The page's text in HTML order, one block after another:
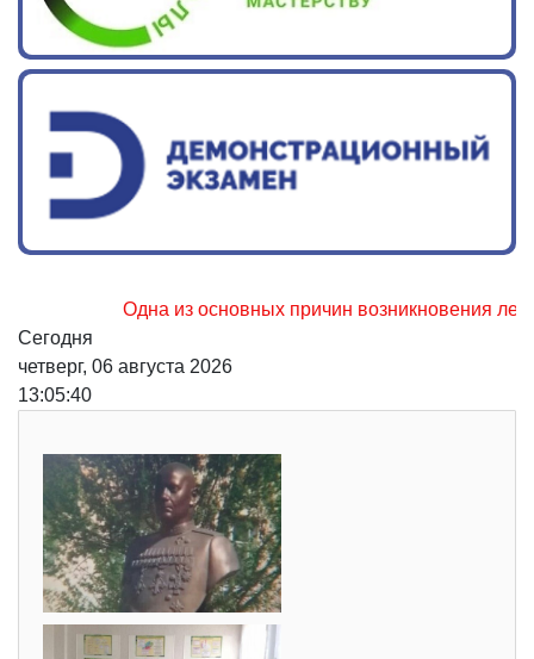
Одна из основных причин возникновения лесных
Сегодня
четверг, 06 августа 2026
13:05:42